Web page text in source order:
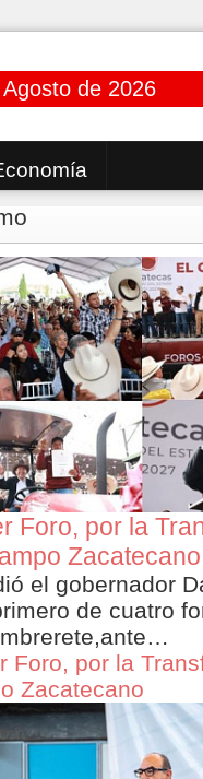
de 2026
Foro, por la
Zacatecano
el gobernador
de cuatro
Foro, por la
Zacatecano